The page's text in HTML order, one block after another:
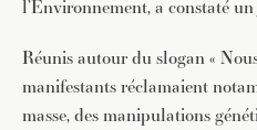
l’Environnement, a constaté
Réunis autour du slogan «
manifestants réclamaient
masse, des manipulations